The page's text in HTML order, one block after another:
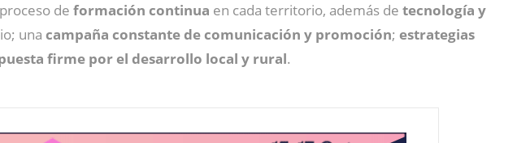
de formación continua en cada territorio, además de tecnología y
una campaña constante de comunicación y promoción; estrategias
firme por el desarrollo local y rural.